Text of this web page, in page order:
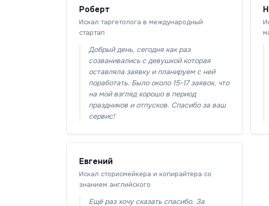
Роберт
Искал таргетолога в международный
стартап
Добрый день, сегодня как раз
созванивались с девушкой которая
оставляла заявку и планируем с ней
поработать. Было около 15-17 заявок, что
на мой взгляд хорошо в период
праздников и отпусков. Спасибо за ваш
сервис!
Евгений
Искал сторисмейкера и копирайтера со
знанием английского
Ещё раз хочу сказать спасибо. За